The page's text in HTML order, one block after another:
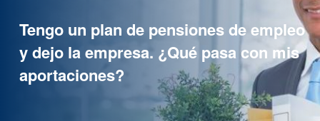
Tengo un plan de pensiones de empleo
y dejo la empresa. ¿Qué pasa con mis
aportaciones?